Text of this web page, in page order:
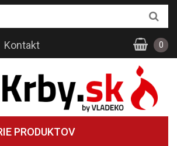
PRODUKTOV
Kontakt 0